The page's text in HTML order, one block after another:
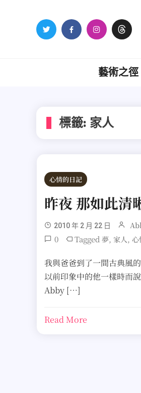
藝術之徑
標籤: 家人
心情的日記
昨夜 那如此清
2010 年 2 月 22 日
0 Tagged 夢, 家人, 心
我與爸爸到了一間古典風
以前印象中的他一樣時而
Abby […]
Read More